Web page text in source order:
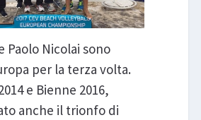
Paolo Nicolai sono
per la terza volta.
e Bienne 2016,
anche il trionfo di